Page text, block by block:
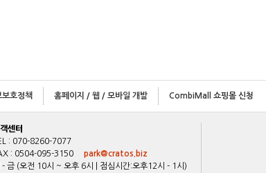
보호정책 홈페이지 / 웹 / 모바일 개발 CombiMall 쇼핑몰 신청
센터
: 070-8260-7077
: 0504-095-3150 park@cratos.biz
- 금 (오전 10시 ~ 오후 6시 | 점심시간:오후12시 - 1시)